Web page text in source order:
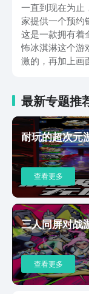
一直到现在为止
家提供一个预约
这是一款拥有着
怖冰淇淋这个游
激的，再加上画
着非常多的解谜
些房间的一些地
捕，玩法还是
力以及推理能力
线索，这样才可
法，将恐怖与趣
较休闲的游戏，
性的，让玩家
味的游戏，而且
题都是不一样的
所以说这款游戏
天给大家带来
完这篇文章攻略
了，所以要是对
试试看，到时候
最新专题推
耐玩的超次元
查看更多
三人同屏对战
查看更多